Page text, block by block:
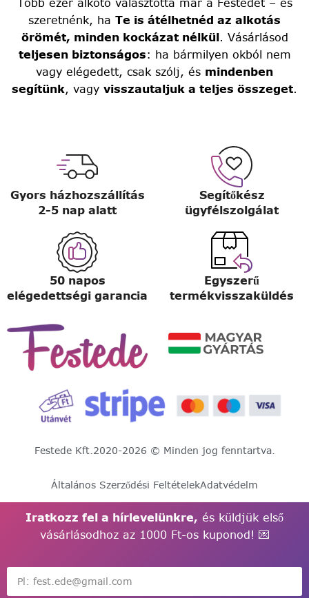
szeretnénk, ha Te is átélhetnéd az alkotás
örömét, minden kockázat nélkül. Vásárlásod
teljesen biztonságos: ha bármilyen okból nem
vagy elégedett, csak szólj, és mindenben
segítünk, vagy visszautaljuk a teljes összeget.
Gyors házhozszállítás
2-5 nap alatt
Segítőkész
ügyfélszolgálat
50 napos
elégedettségi garancia
Egyszerű
termékvisszaküldés
Festede Kft.2020-2026 © Minden jog fenntartva.
Általános Szerződési FeltételekAdatvédelm
Iratkozz fel a hírlevelünkre, és küldjük első
vásárlásodhoz az 1000 Ft-os kuponod! 💌